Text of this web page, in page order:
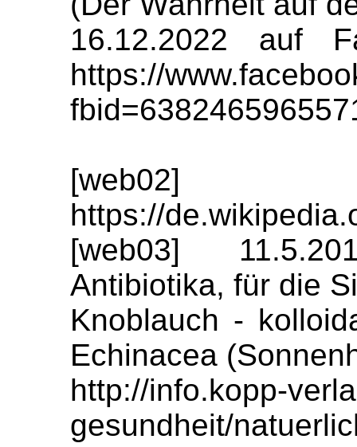
16.12.2022 auf
https://
https://
[web03]
Antibiotika, für die
Knoblauch -
Echinacea
http://info.kopp-
gesundheit/